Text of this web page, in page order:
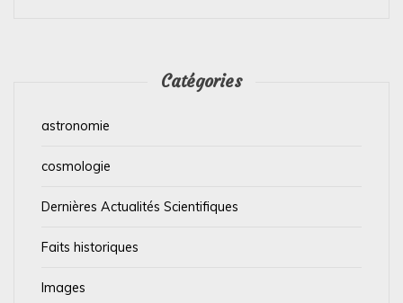
Catégories
astronomie
cosmologie
Dernières Actualités Scientifiques
Faits historiques
Images